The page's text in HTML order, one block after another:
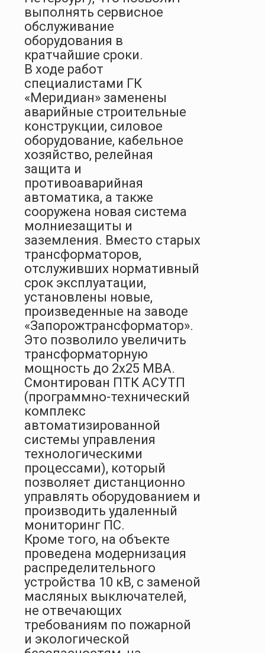
выполнять сервисное
обслуживание
оборудования в
кратчайшие сроки.
В ходе работ
специалистами ГК
«Меридиан» заменены
аварийные строительные
конструкции, силовое
оборудование, кабельное
хозяйство, релейная
защита и
противоаварийная
автоматика, а также
сооружена новая система
молниезащиты и
заземления. Вместо старых
трансформаторов,
отслуживших нормативный
срок эксплуатации,
установлены новые,
произведенные на заводе
«Запорожтрансформатор».
Это позволило увеличить
трансформаторную
мощность до 2х25 МВА.
Смонтирован ПТК АСУТП
(программно-технический
комплекс
автоматизированной
системы управления
технологическими
процессами), который
позволяет дистанционно
управлять оборудованием и
производить удаленный
мониторинг ПС.
Кроме того, на объекте
проведена модернизация
распределительного
устройства 10 кВ, с заменой
масляных выключателей,
не отвечающих
требованиям по пожарной
и экологической